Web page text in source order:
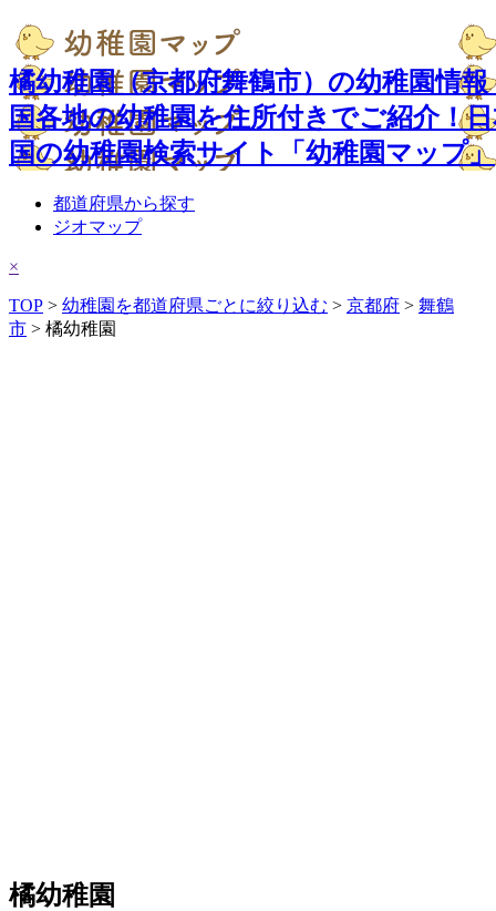
橘幼稚園（京都府舞鶴市）の幼稚園情報
国各地の幼稚園を住所付きでご紹介！
国の幼稚園検索サイト「幼稚園マップ」
都道府県から探す
ジオマップ
×
TOP > 幼稚園を都道府県ごとに絞り込む > 京都府 > 舞鶴
市 > 橘幼稚園
橘幼稚園